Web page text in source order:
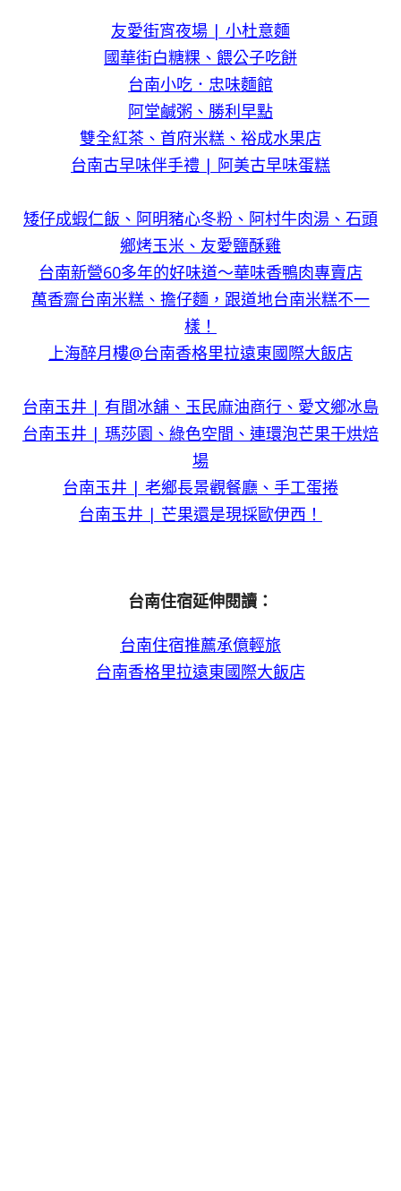
友愛街宵夜場 | 小杜意麵
國華街白糖粿、餵公子吃餅
台南小吃．忠味麵館
阿堂鹹粥、勝利早點
雙全紅茶、首府米糕、裕成水果店
台南古早味伴手禮 | 阿美古早味蛋糕
矮仔成蝦仁飯、阿明豬心冬粉、阿村牛肉湯、石頭
鄉烤玉米、友愛鹽酥雞
台南新營60多年的好味道～華味香鴨肉專賣店
萬香齋台南米糕、擔仔麵，跟道地台南米糕不一
樣！
上海醉月樓@台南香格里拉遠東國際大飯店
台南玉井 | 有間冰舖、玉民麻油商行、愛文鄉冰島
台南玉井 | 瑪莎園、綠色空間、連環泡芒果干烘焙
場
台南玉井 | 老鄉長景觀餐廳、手工蛋捲
台南玉井 | 芒果還是現採歐伊西！
台南住宿延伸閱讀：
台南住宿推薦承億輕旅
台南香格里拉遠東國際大飯店